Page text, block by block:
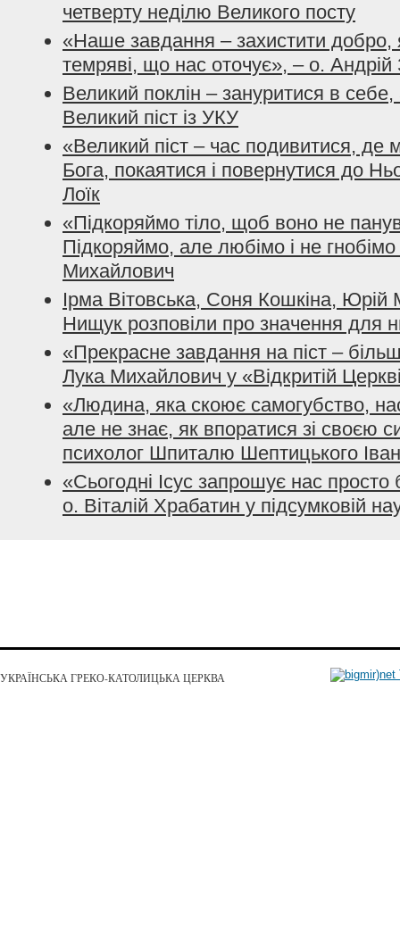
четверту неділю Великого посту
«Наше завдання – захистити
темряві, що нас оточує», – о. Андрій
Великий поклін – зануритися в
Великий піст із УКУ
«Великий піст – час подивитися, де
Бога, покаятися і повернутися до
Лоїк
«Підкоряймо тіло, щоб воно не
Підкоряймо, але любімо і не
Михайлович
Ірма Вітовська, Соня Кошкіна, Юрій
Нищук розповіли про значення для
«Прекрасне завдання на піст –
Лука Михайлович у «Відкритій
«Людина, яка скоює самогубство,
але не знає, як впоратися зі своєю
психолог Шпиталю Шептицького
«Сьогодні Ісус запрошує нас
о. Віталій Храбатин у підсумковій
УКРАЇНСЬКА ГРЕКО-КАТОЛИЦЬКА ЦЕРКВА